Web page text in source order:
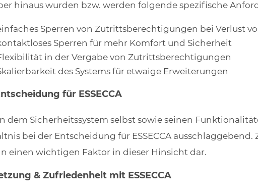
hinaus wurden bzw. werden folgende spezifische
Sperren von Zutrittsberechtigungen bei Verlust
Sperren für mehr Komfort und Sicherheit
in der Vergabe von Zutrittsberechtigungen
des Systems für etwaige Erweiterungen
für ESSECCA
dem Sicherheitssystem selbst sowie seinen
bei der Entscheidung für ESSECCA
einen wichtigen Faktor in dieser Hinsicht dar.
& Zufriedenheit mit ESSECCA